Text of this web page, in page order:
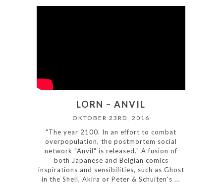
LORN – ANVIL
OKTOBER 23RD, 2016
"The year 2100. In an effort to combat
overpopulation, the postmortem social
network "Anvil" is released." A fusion of
both Japanese and Belgian comics
inspirations and sensibilities, such as Ghost
in the Shell, Akira or Peter & Schuiten's ...